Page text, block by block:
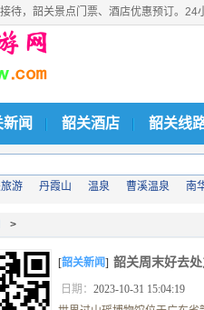
待，韶关景点门票、酒店优惠预订。24
闻 韶关酒店 韶关线
游 丹霞山 温泉 曹溪温泉 南
>
[韶关新闻] 韶关周末好去
日期： 2023-10-31 15:04:19